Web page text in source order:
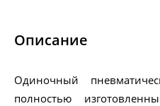
Описание
Одиночный
полностью